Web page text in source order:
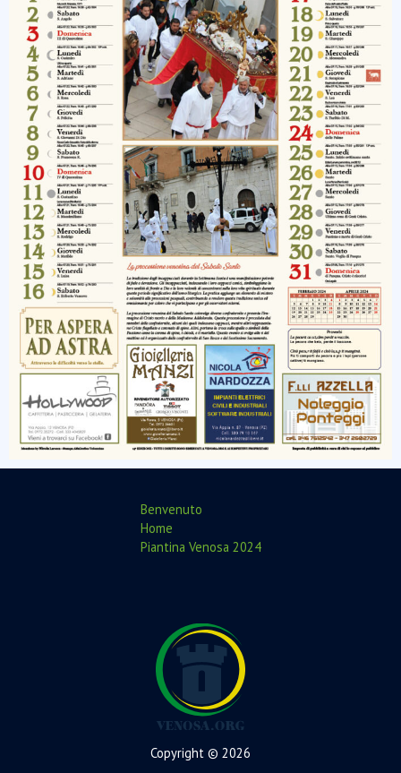
Benvenuto
Home
Piantina Venosa 2024
Copyright © 2026